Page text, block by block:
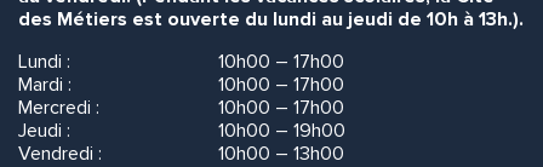
des Métiers est ouverte du lundi au jeudi de 10h à 13h.).
Lundi :
10h00 – 17h00
Mardi :
10h00 – 17h00
Mercredi :
10h00 – 17h00
Jeudi :
10h00 – 19h00
Vendredi :
10h00 – 13h00